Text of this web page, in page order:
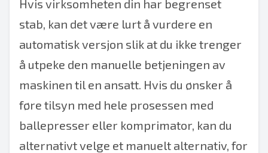
Hvis virksomheten din har begrenset
stab, kan det være lurt å vurdere en
automatisk versjon slik at du ikke trenger
å utpeke den manuelle betjeningen av
maskinen til en ansatt. Hvis du ønsker å
føre tilsyn med hele prosessen med
ballepresser eller komprimator, kan du
alternativt velge et manuelt alternativ, for